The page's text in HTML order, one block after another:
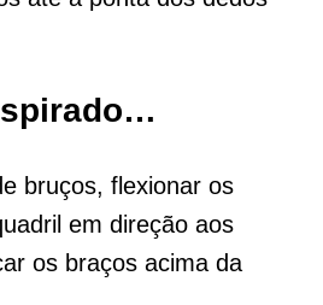
bruços, flexionar os
em direção aos
os braços acima da